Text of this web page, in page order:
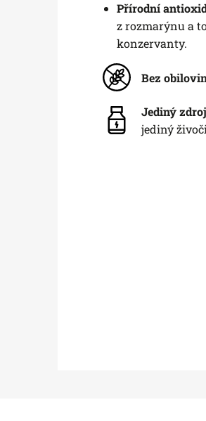
Přírodní
z rozmarýnu a
konzervanty.
Bez
Jediný
jediný